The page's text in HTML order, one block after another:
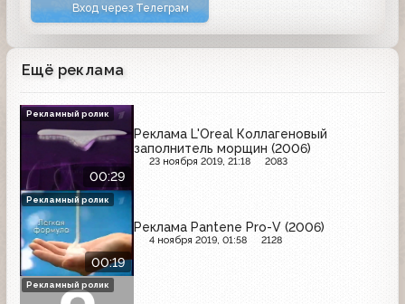
Вход через Телеграм
Ещё реклама
00:29
Реклама L'Oreal Коллагеновый
заполнитель морщин (2006)
23 ноября 2019, 21:18 2083
Рекламный ролик
00:19
Реклама Pantene Pro-V (2006)
4 ноября 2019, 01:58 2128
Рекламный ролик
Рекламный ролик